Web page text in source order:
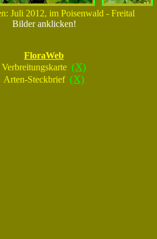
Juli 2012, im Poisenwald - Freital
Bilder anklicken!
FloraWeb
Verbreitungskarte (X)
Arten-Steckbrief (X)